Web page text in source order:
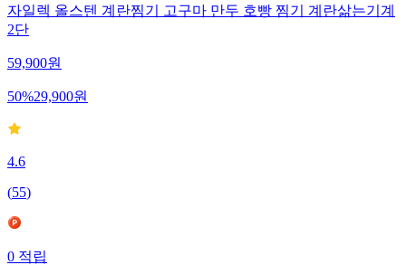
자일렉 올스텐 계란찜기 고구마 만두 호빵 찜기 계란삶는기계
2단
59,900원
50%29,900원
4.6
(55)
0적립